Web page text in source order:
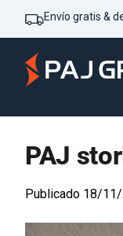
Envío gratis &
PAJ
Publicado 18/